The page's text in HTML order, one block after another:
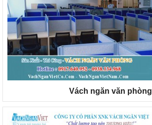
Vách ngăn văn phòng